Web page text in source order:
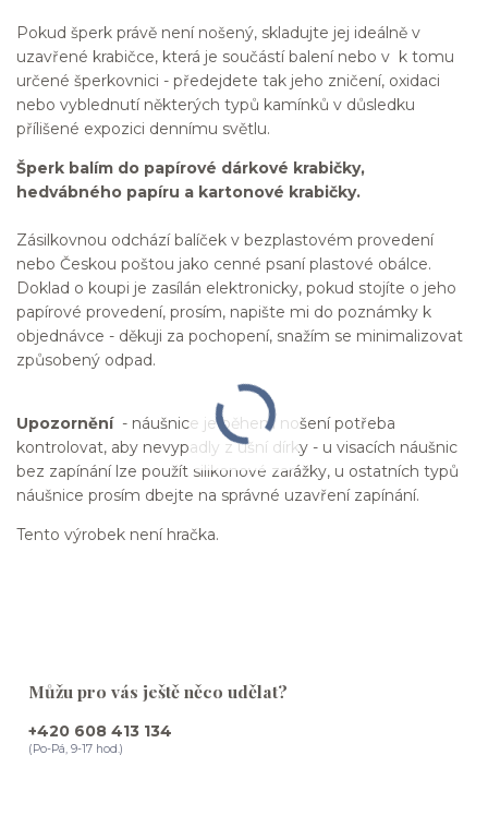
Pokud šperk právě není nošený, skladujte jej ideálně v
uzavřené krabičce, která je součástí balení nebo v k tomu
určené šperkovnici - předejdete tak jeho zničení, oxidaci
nebo vyblednutí některých typů kamínků v důsledku
přílišené expozici dennímu světlu.
Šperk balím do papírové dárkové krabičky,
hedvábného papíru a kartonové krabičky.
Zásilkovnou odchází balíček v bezplastovém provedení
nebo Českou poštou jako cenné psaní plastové obálce.
Doklad o koupi je zasílán elektronicky, pokud stojíte o jeho
papírové provedení, prosím, napište mi do poznámky k
objednávce - děkuji za pochopení, snažím se minimalizovat
způsobený odpad.
Upozornění - náušnice je během nošení potřeba
kontrolovat, aby nevypadly z ušní dírky - u visacích náušnic
bez zapínání lze použít silikonové zarážky, u ostatních typů
náušnice prosím dbejte na správné uzavření zapínání.
Tento výrobek není hračka.
Můžu pro vás ještě něco udělat?
+420 608 413 134
(Po-Pá, 9-17 hod.)